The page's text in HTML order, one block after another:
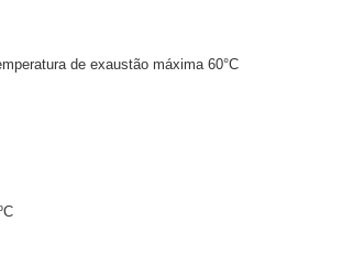
de exaustão máxima 60°C